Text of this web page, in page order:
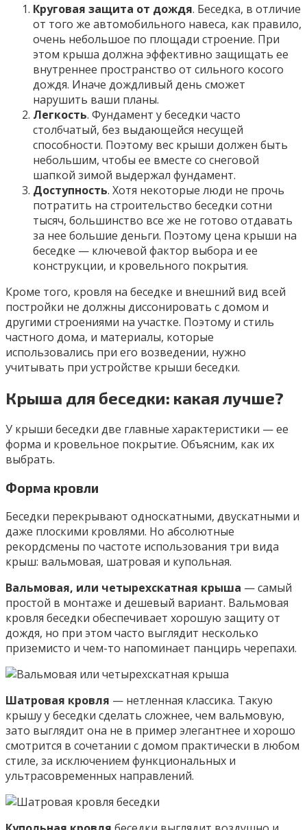
Круговая защита от дождя. Беседка, в отличие
от того же автомобильного навеса, как правило,
очень небольшое по площади строение. При
этом крыша должна эффективно защищать ее
внутреннее пространство от сильного косого
дождя. Иначе дождливый день сможет
нарушить ваши планы.
Легкость. Фундамент у беседки часто
столбчатый, без выдающейся несущей
способности. Поэтому вес крыши должен быть
небольшим, чтобы ее вместе со снеговой
шапкой зимой выдержал фундамент.
Доступность. Хотя некоторые люди не прочь
потратить на строительство беседки сотни
тысяч, большинство все же не готово отдавать
за нее большие деньги. Поэтому цена крыши на
беседке — ключевой фактор выбора и ее
конструкции, и кровельного покрытия.
Кроме того, кровля на беседке и внешний вид всей
постройки не должны диссонировать с домом и
другими строениями на участке. Поэтому и стиль
частного дома, и материалы, которые
использовались при его возведении, нужно
учитывать при устройстве крыши беседки.
Крыша для беседки: какая лучше?
У крыши беседки две главные характеристики — ее
форма и кровельное покрытие. Объясним, как их
выбрать.
Форма кровли
Беседки перекрывают односкатными, двускатными и
даже плоскими кровлями. Но абсолютные
рекордсмены по частоте использования три вида
крыш: вальмовая, шатровая и купольная.
Вальмовая, или четырехскатная крыша — самый
простой в монтаже и дешевый вариант. Вальмовая
кровля беседки обеспечивает хорошую защиту от
дождя, но при этом часто выглядит несколько
приземисто и чем-то напоминает панцирь черепахи.
Шатровая кровля — нетленная классика. Такую
крышу у беседки сделать сложнее, чем вальмовую,
зато выглядит она не в пример элегантнее и хорошо
смотрится в сочетании с домом практически в любом
стиле, за исключением функциональных и
ультрасовременных направлений.